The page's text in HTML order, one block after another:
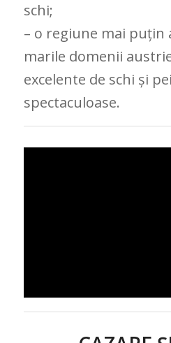
schi;
– o regiune mai puțin
marile domenii
excelente de schi și
spectaculoase.